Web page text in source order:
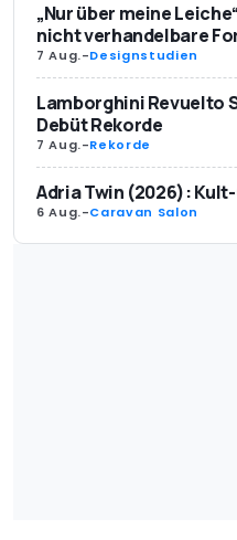
„Nur über meine
nicht verhandelbare
7 Aug.-Designstudien
Lamborghini Revuelto
Debüt Rekorde
7 Aug.-Rekorde
Adria Twin (2026):
6 Aug.-Caravan Salon